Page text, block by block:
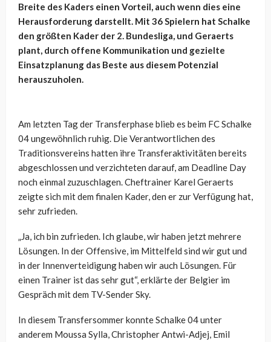
Breite des Kaders einen Vorteil, auch wenn dies eine
Herausforderung darstellt. Mit 36 Spielern hat Schalke
den größten Kader der 2. Bundesliga, und Geraerts
plant, durch offene Kommunikation und gezielte
Einsatzplanung das Beste aus diesem Potenzial
herauszuholen.
Am letzten Tag der Transferphase blieb es beim FC Schalke
04 ungewöhnlich ruhig. Die Verantwortlichen des
Traditionsvereins hatten ihre Transferaktivitäten bereits
abgeschlossen und verzichteten darauf, am Deadline Day
noch einmal zuzuschlagen. Cheftrainer Karel Geraerts
zeigte sich mit dem finalen Kader, den er zur Verfügung hat,
sehr zufrieden.
„Ja, ich bin zufrieden. Ich glaube, wir haben jetzt mehrere
Lösungen. In der Offensive, im Mittelfeld sind wir gut und
in der Innenverteidigung haben wir auch Lösungen. Für
einen Trainer ist das sehr gut“, erklärte der Belgier im
Gespräch mit dem TV-Sender Sky.
In diesem Transfersommer konnte Schalke 04 unter
anderem Moussa Sylla, Christopher Antwi-Adjej, Emil